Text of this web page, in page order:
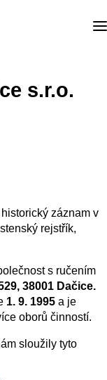
s.r.o.
záznam v
rejstřík,
s ručením
38001 Dačice.
1. 9. 1995a je
oborů činností.
sloužily tyto